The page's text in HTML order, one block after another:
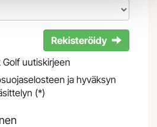
Rekisteröidy
Golf uutiskirjeen
ja hyväksyn
(*)